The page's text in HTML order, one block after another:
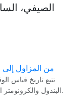
الصيفي،
من المزاول
تتبع تاريخ قياس
البندول والكرونومتر البحري والكوارتز وساعات اليوم الذرية والبصرية.